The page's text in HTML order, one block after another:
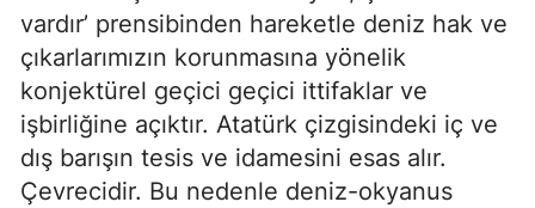
vardır’ prensibinden hareketle deniz hak ve
çıkarlarımızın korunmasına yönelik
konjektürel geçici geçici ittifaklar ve
işbirliğine açıktır. Atatürk çizgisindeki iç ve
dış barışın tesis ve idamesini esas alır.
Çevrecidir. Bu nedenle deniz-okyanus